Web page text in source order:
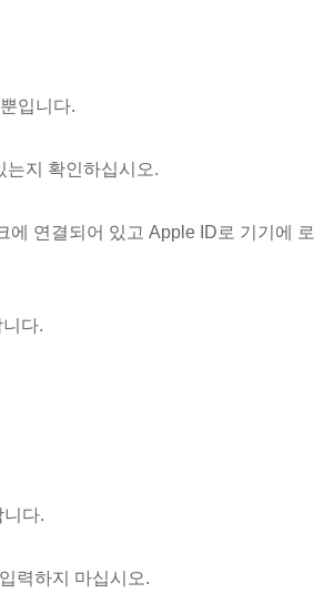
입니다.
는지 확인하십시오.
연결되어 있고 Apple ID로 기기에 로
다.
다.
력하지 마십시오.